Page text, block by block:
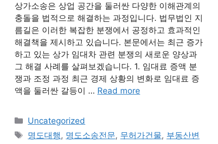
상가소송은 상업 공간을 둘러싼 다양한 이해관계의
충돌을 법적으로 해결하는 과정입니다. 법무법인 지
름길은 이러한 복잡한 분쟁에서 공정하고 효과적인
해결책을 제시하고 있습니다. 본문에서는 최근 증가
하고 있는 상가 임대차 관련 분쟁의 새로운 양상과
그 해결 사례를 살펴보겠습니다. 1. 임대료 증액 분
쟁과 조정 과정 최근 경제 상황의 변화로 임대료 증
액을 둘러싼 갈등이 … Read more
Categories
Uncategorized
Tags
명도대행 , 명도소송전문, 무허가건물, 부동산변